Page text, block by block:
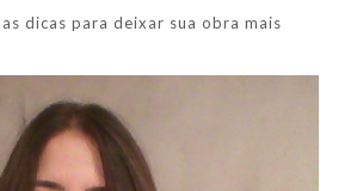
dicas para deixar sua obra mais